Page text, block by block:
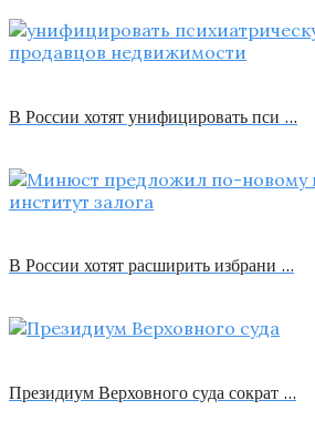
В России хотят унифицировать пси …
В России хотят расширить избрани …
Президиум Верховного суда сократ …